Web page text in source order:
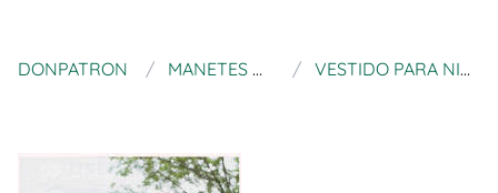
DONPATRON MANETES D'OR ALZIRA VESTIDO PARA NIÑA CON PATRÓN